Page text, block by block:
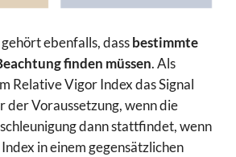
ebenfalls, dassbestimmte
finden müssen. Als
Relative Vigor Index das Signal
der Voraussetzung, wenn die
dann stattfindet, wenn
in einem gegensätzlichen